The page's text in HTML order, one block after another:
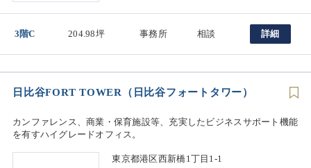
3階C 204.98坪 事務所 相談 詳細
日比谷FORT TOWER（日比谷フォートタワー）
カンファレンス、商業・保育施設等、充実したビジネスサポート機能
を有すハイグレードオフィス。
東京都港区西新橋1丁目1-1